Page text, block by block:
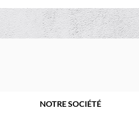
NOTRE SOCIÉTÉ